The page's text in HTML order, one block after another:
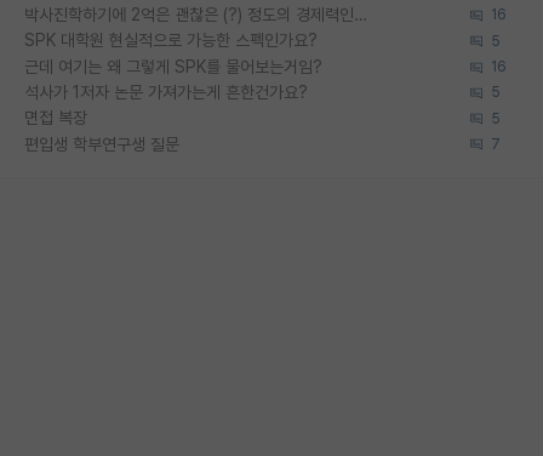
박사진학하기에 2억은 괜찮은 (?) 정도의 경제력인가요 16
SPK 대학원 현실적으로 가능한 스펙인가요? 5
근데 여기는 왜 그렇게 SPK를 물어보는거임? 16
석사가 1저자 논문 가져가는게 흔한건가요? 5
면접 복장 5
편입생 학부연구생 질문 7